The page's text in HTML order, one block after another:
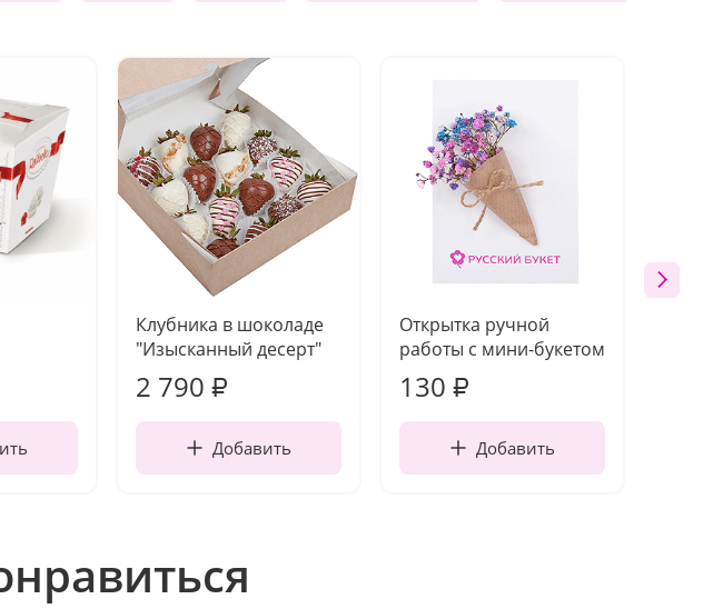
Клубника в шоколаде
"Изысканный десерт"
2 790 ₽
Добавить
Открытка ручной
работы с мини-букетом
130 ₽
Добавить